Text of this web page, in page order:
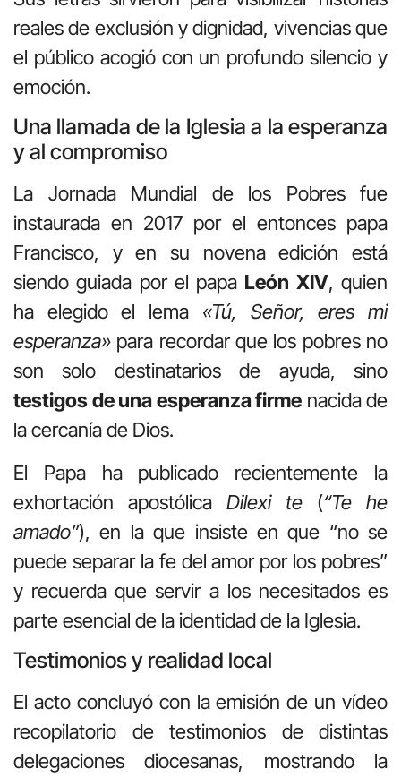
reales de exclusión y dignidad, vivencias que
el público acogió con un profundo silencio y
emoción.
Una llamada de la Iglesia a la esperanza
y al compromiso
La Jornada Mundial de los Pobres fue
instaurada en 2017 por el entonces papa
Francisco, y en su novena edición está
siendo guiada por el papa León XIV, quien
ha elegido el lema «Tú, Señor, eres mi
esperanza» para recordar que los pobres no
son solo destinatarios de ayuda, sino
testigos de una esperanza firme nacida de
la cercanía de Dios.
El Papa ha publicado recientemente la
exhortación apostólica Dilexi te (“Te he
amado”), en la que insiste en que “no se
puede separar la fe del amor por los pobres”
y recuerda que servir a los necesitados es
parte esencial de la identidad de la Iglesia.
Testimonios y realidad local
El acto concluyó con la emisión de un vídeo
recopilatorio de testimonios de distintas
delegaciones diocesanas, mostrando la